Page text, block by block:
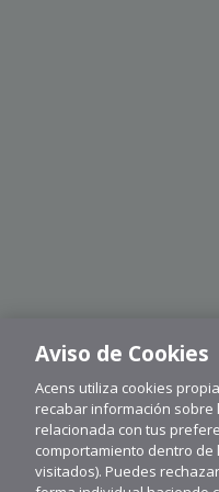
Aviso de Cookies
Acens utiliza cookies
recabar información
relacionada con tus
comportamiento dentro de
visitados). Puedes